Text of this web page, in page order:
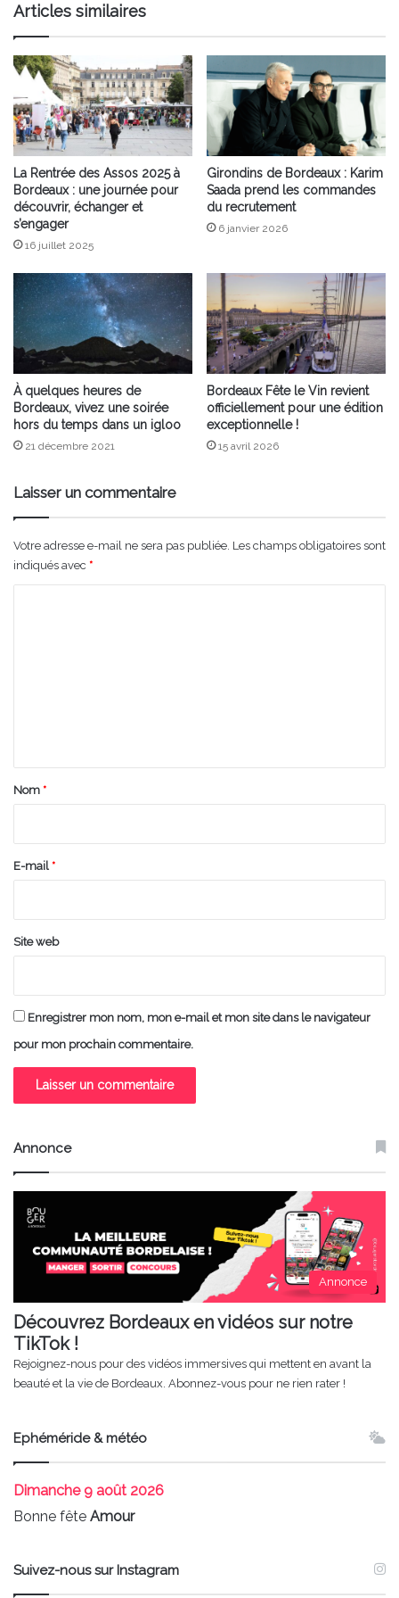
Articles similaires
La Rentrée des Assos 2025 à
Bordeaux : une journée pour
découvrir, échanger et
s’engager
16 juillet 2025
Girondins de Bordeaux : Karim
Saada prend les commandes
du recrutement
6 janvier 2026
À quelques heures de
Bordeaux, vivez une soirée
hors du temps dans un igloo
21 décembre 2021
Bordeaux Fête le Vin revient
officiellement pour une édition
exceptionnelle !
15 avril 2026
Laisser un commentaire
Votre adresse e-mail ne sera pas publiée. Les champs obligatoires sont
indiqués avec *
a
e
Nom *
E-mail *
Site web
Enregistrer mon nom, mon e-mail et mon site dans le navigateur
pour mon prochain commentaire.
Annonce
Annonce
Découvrez Bordeaux en vidéos sur notre
TikTok !
Rejoignez-nous pour des vidéos immersives qui mettent en avant la
beauté et la vie de Bordeaux. Abonnez-vous pour ne rien rater !
Ephéméride & météo
Dimanche9 août 2026
Bonne fête Amour
Suivez-nous sur Instagram